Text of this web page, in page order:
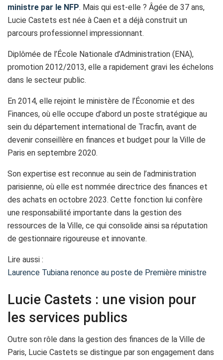
ministre par le NFP. Mais qui est-elle ? Âgée de 37 ans,
Lucie Castets est née à Caen et a déjà construit un
parcours professionnel impressionnant.
Diplômée de l’École Nationale d’Administration (ENA),
promotion 2012/2013, elle a rapidement gravi les échelons
dans le secteur public.
En 2014, elle rejoint le ministère de l’Économie et des
Finances, où elle occupe d’abord un poste stratégique au
sein du département international de Tracfin, avant de
devenir conseillère en finances et budget pour la Ville de
Paris en septembre 2020.
Son expertise est reconnue au sein de l’administration
parisienne, où elle est nommée directrice des finances et
des achats en octobre 2023. Cette fonction lui confère
une responsabilité importante dans la gestion des
ressources de la Ville, ce qui consolide ainsi sa réputation
de gestionnaire rigoureuse et innovante.
Lire aussi :
Laurence Tubiana renonce au poste de Première ministre
Lucie Castets : une vision pour
les services publics
Outre son rôle dans la gestion des finances de la Ville de
Paris, Lucie Castets se distingue par son engagement dans